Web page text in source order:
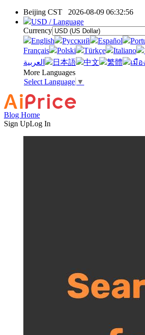
Beijing CST 2026-08-09 06:32:56
USD / Language
Currency
English
Pусский Español
Français
Polski Türkçe Italiano
العربية
日本語 中文 繁體 เมือ
More Languages
Select Language ▼
Blog Home
Sign UpLog In